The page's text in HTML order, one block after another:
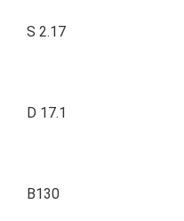
S 2.17
D 17.1
B130